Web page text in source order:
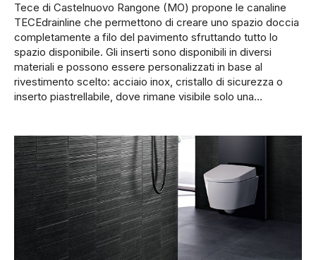
Tece di Castelnuovo Rangone (MO) propone le canaline
TECEdrainline che permettono di creare uno spazio doccia
completamente a filo del pavimento sfruttando tutto lo
spazio disponibile. Gli inserti sono disponibili in diversi
materiali e possono essere personalizzati in base al
rivestimento scelto: acciaio inox, cristallo di sicurezza o
inserto piastrellabile, dove rimane visibile solo una…